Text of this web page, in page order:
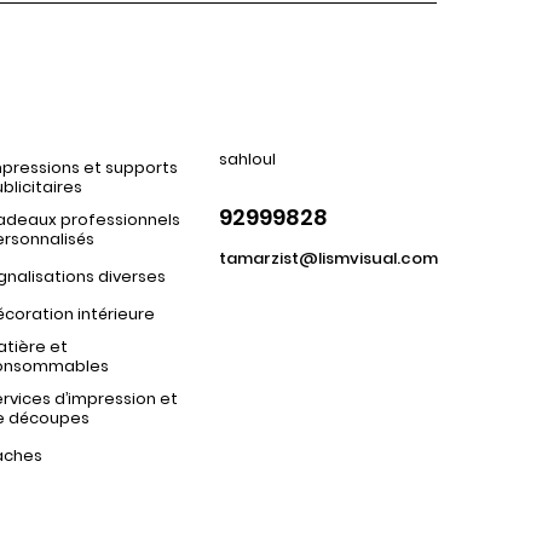
et supports
professionnels
diverses
intérieure
et
d’impression et
découpes
sahloul
92999828
tamarzist@lismvisual.com